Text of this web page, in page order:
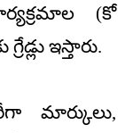
(కో
ఇస్తారు.
మార్కులు,